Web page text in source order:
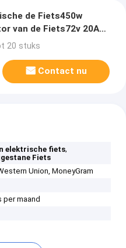
de Fiets450w
van de Fiets72v 20Ah
20 stuks
Contact nu
elektrische fiets,
Fiets
Union, MoneyGram
per maand